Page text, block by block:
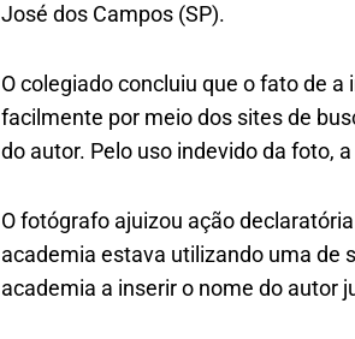
José dos Campos (SP).
O colegiado concluiu que o fato de
facilmente por meio dos sites de
do autor. Pelo uso indevido da foto,
O fotógrafo ajuizou ação
academia estava utilizando uma de
academia a inserir o nome do autor